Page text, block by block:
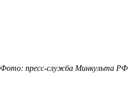
Фото: пресс-служба Минкульта РФ